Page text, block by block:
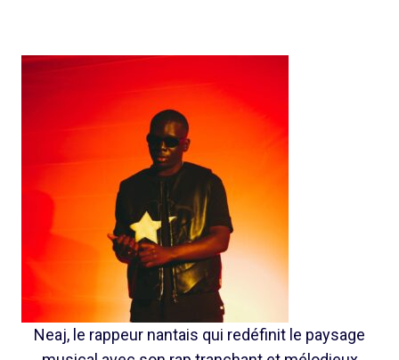
Neaj, le rappeur nantais qui redéfinit le paysage